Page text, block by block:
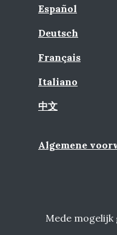
Español
Deutsch
Français
Italiano
中文
Algemene
Mede